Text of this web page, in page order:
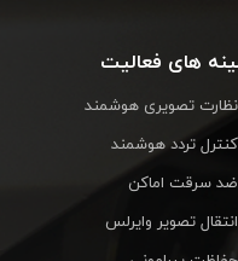
های فعالیت
تصویری هوشمند
تردد هوشمند
سرقت اماکن
تصویر وایرلس